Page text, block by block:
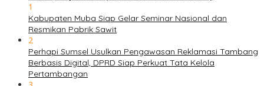
1
Kabupaten Muba Siap Gelar Seminar Nasional dan
Resmikan Pabrik Sawit
2
Perhapi Sumsel Usulkan Pengawasan Reklamasi Tambang
Berbasis Digital, DPRD Siap Perkuat Tata Kelola
Pertambangan